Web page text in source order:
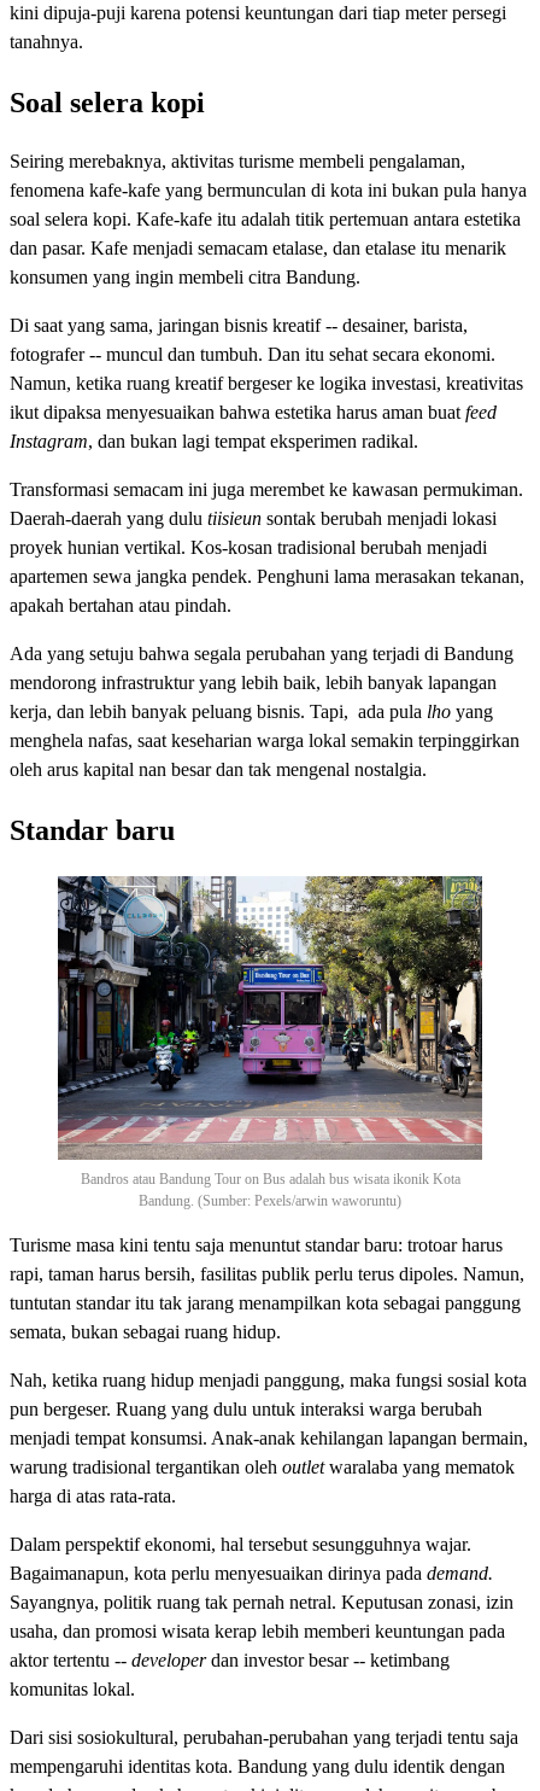
kini dipuja-puji karena potensi keuntungan dari tiap meter persegi
tanahnya.
Soal selera kopi
Seiring merebaknya, aktivitas turisme membeli pengalaman,
fenomena kafe-kafe yang bermunculan di kota ini bukan pula hanya
soal selera kopi. Kafe-kafe itu adalah titik pertemuan antara estetika
dan pasar. Kafe menjadi semacam etalase, dan etalase itu menarik
konsumen yang ingin membeli citra Bandung.
Di saat yang sama, jaringan bisnis kreatif -- desainer, barista,
fotografer -- muncul dan tumbuh. Dan itu sehat secara ekonomi.
Namun, ketika ruang kreatif bergeser ke logika investasi, kreativitas
ikut dipaksa menyesuaikan bahwa estetika harus aman buatfeed
Instagram, dan bukan lagi tempat eksperimen radikal.
Transformasi semacam ini juga merembet ke kawasan permukiman.
Daerah-daerah yang dulu tiisieun sontak berubah menjadi lokasi
proyek hunian vertikal. Kos-kosan tradisional berubah menjadi
apartemen sewa jangka pendek. Penghuni lama merasakan tekanan,
apakah bertahan atau pindah.
Ada yang setuju bahwa segala perubahan yang terjadi di Bandung
mendorong infrastruktur yang lebih baik, lebih banyak lapangan
kerja, dan lebih banyak peluang bisnis. Tapi, ada pula lho yang
menghela nafas, saat keseharian warga lokal semakin terpinggirkan
oleh arus kapital nan besar dan tak mengenal nostalgia.
Standar baru
Bandros atau Bandung Tour on Bus adalah bus wisata ikonik Kota
Bandung. (Sumber: Pexels/arwin waworuntu)
Turisme masa kini tentu saja menuntut standar baru: trotoar harus
rapi, taman harus bersih, fasilitas publik perlu terus dipoles. Namun,
tuntutan standar itu tak jarang menampilkan kota sebagai panggung
semata, bukan sebagai ruang hidup.
Nah, ketika ruang hidup menjadi panggung, maka fungsi sosial kota
pun bergeser. Ruang yang dulu untuk interaksi warga berubah
menjadi tempat konsumsi. Anak-anak kehilangan lapangan bermain,
warung tradisional tergantikan oleh outletwaralaba yang mematok
harga di atas rata-rata.
Dalam perspektif ekonomi, hal tersebut sesungguhnya wajar.
Bagaimanapun, kota perlu menyesuaikan dirinya pada demand.
Sayangnya, politik ruang tak pernah netral. Keputusan zonasi, izin
usaha, dan promosi wisata kerap lebih memberi keuntungan pada
aktor tertentu -- developerdan investor besar -- ketimbang
komunitas lokal.
Dari sisi sosiokultural, perubahan-perubahan yang terjadi tentu saja
mempengaruhi identitas kota. Bandung yang dulu identik dengan